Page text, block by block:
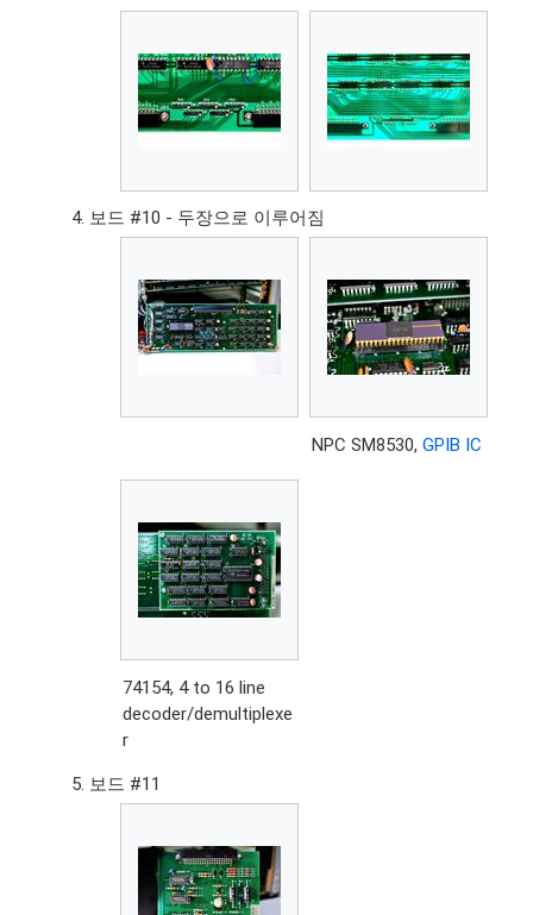
보드 #10 - 두장으로 이루어짐
NPC SM8530,GPIB IC
74154, 4 to 16 line
decoder/demultiplexe
r
보드 #11